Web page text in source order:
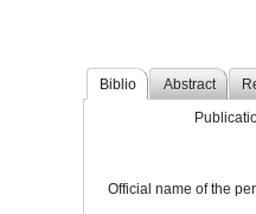
Biblio Abstract
Official name of the